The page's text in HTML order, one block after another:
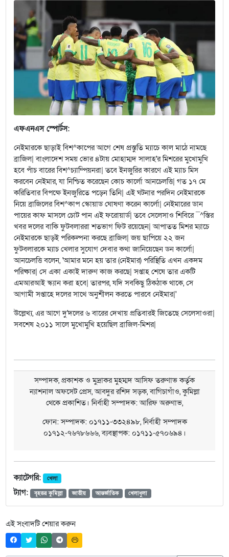
এফএনএস স্পোর্টস:
নেইমারকে ছাড়াই বিশ^কাপের আগে শেষ প্রস্তুতি ম্যাচে কাল মাঠে নামছে
ব্রাজিল| বাংলাদেশ সময় ভোর ৪টায় মোহাম্মদ সালাহ'র মিশরের মুখোমুখি
হবে পাঁচ বারের বিশ^চ্যাম্পিয়নরা| তবে ইনজুরির কারণে এই ম্যাচ মিস
করবেন নেইমার, যা নিশ্চিত করেছেন কোচ কার্লো আনচেলত্তি| গত ১৭ মে
করিতিবার বিপক্ষে ইনজুরিতে পড়েন তিনি| এই ঘটনার পরদিন নেইমারকে
নিয়ে ব্রাজিলের বিশ^কাপ স্কোয়াড ঘোষণা করেন কার্লো| নেইমারের ডান
পায়ের কাফ মাসলে চোট পান এই ফরোয়ার্ড| তবে সেলেসাও শিবিরে ¯^স্তির
খবর দলের বাকি ফুটবলাররা শতভাগ ফিট রয়েছেন| আপাতত মিশর ম্যাচে
নেইমারকে ছাড়ই পরিকল্পনা করছে ব্রাজিল| জয় ছাপিয়ে ২২ জন
ফুটবলারকে ম্যাচ খেলার সুযোগ দেবার কথা জানিয়েছেন ডন কার্লো|
আনচেলত্তি বলেন, 'আমার মনে হয় তার (নেইমার) পরিস্থিতি এখন একদম
পরিষ্কার| সে একা একাই দারুণ কাজ করছে| সপ্তাহ শেষে তার একটি
এমআরআই স্ক্যান করা হবে| তারপর, যদি সবকিছু ঠিকঠাক থাকে, সে
আগামী সপ্তাহে দলের সাথে অনুশীলন করতে পারবে নেইমার|'
উল্লেখ্য, এর আগে দু'দলের ৬ বারের দেখায় প্রতিবারই জিতেছে সেলেসাওরা|
সবশেষ ২০১১ সালে মুখোমুখি হয়েছিল ব্রাজিল-মিশর|
সম্পাদক, প্রকাশক ও মুদ্রাকর মুহম্মদ আসিফ তরুণাভ কর্তৃক
ন্যাশনাল অফসেট প্রেস, আবদুর রশিদ সড়ক, বাগিচাগাঁও, কুমিল্লা
থেকে প্রকাশিত। নির্বাহী সম্পাদক: আরিফ অরুণাভ,
ফোন: সম্পাদক: ০১৭১১-৩৩২৪৯৮, নির্বাহী সম্পাদক
০১৭১২-৭৬৭৮৬৬৬, ব্যবস্থাপক: ০১৭১১-৫৭০৬৯৪।
ক্যাটেগরি: খেলা
ট্যাগ: বৃহত্তর কুমিল্লা জাতীয় আন্তর্জাতিক খেলাধুলা
এই সংবাদটি শেয়ার করুন